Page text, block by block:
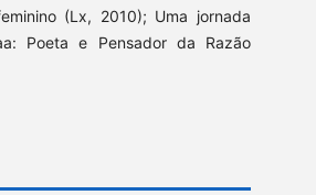
(Lx, 2010); Uma jornada
Poeta e Pensador da Razão